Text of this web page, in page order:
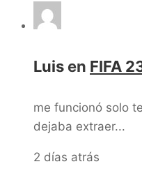
Luis en FIFA
me funcionó solo
dejaba extraer...
2 días atrás